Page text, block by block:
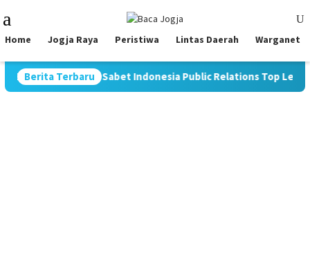
to
content
Menu
Home Jogja Raya Peristiwa Lintas Daerah Warganet
Berita Terbaru
Nugraha Sabet Indonesia Public Relations Top Leader 2026